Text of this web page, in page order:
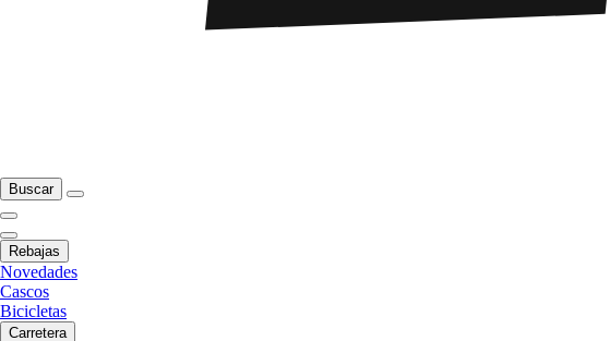
Buscar
Rebajas
Novedades
Cascos
Bicicletas
Carretera